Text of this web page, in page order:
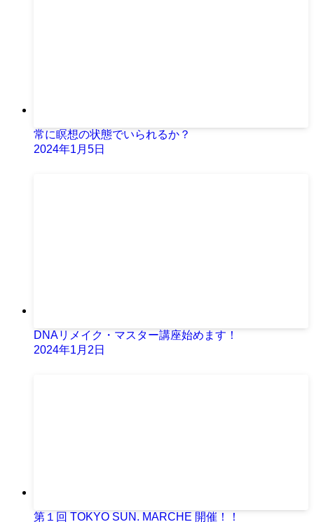
常に瞑想の状態でいられるか？
2024年1月5日
DNAリメイク・マスター講座始めます！
2024年1月2日
第１回 TOKYO SUN. MARCHE 開催！！